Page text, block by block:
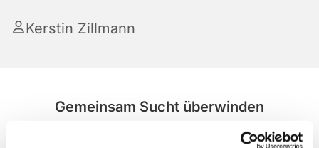
Kerstin Zillmann
Gemeinsam Sucht überwinden
freitags, 18:00 Uhr im Gemeindezentrum